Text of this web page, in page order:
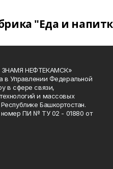
"Еда и
ЗНАМЯ НЕФТЕКАМСК»
в Управлении Федеральной
в сфере связи,
и массовых
Башкортостан.
номер ПИ № ТУ 02 - 01880 от